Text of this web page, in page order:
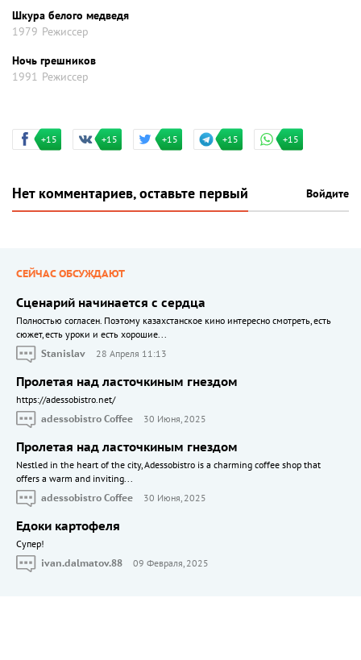
Шкура белого медведя
1979 Режиссер
Ночь грешников
1991 Режиссер
+15 +15 +15 +15 +15
Нет комментариев, оставьте первый Войдите
СЕЙЧАС ОБСУЖДАЮТ
Сценарий начинается с сердца
Полностью согласен. Поэтому казахстанское кино интересно смотреть, есть
сюжет, есть уроки и есть хорошие...
Stanislav
28 Апреля 11:13
Пролетая над ласточкиным гнездом
https://adessobistro.net/
adessobistro Coffee
30 Июня, 2025
Пролетая над ласточкиным гнездом
Nestled in the heart of the city, Adessobistro is a charming coffee shop that
offers a warm and inviting...
adessobistro Coffee
30 Июня, 2025
Едоки картофеля
Cупер!
ivan.dalmatov.88
09 Февраля, 2025